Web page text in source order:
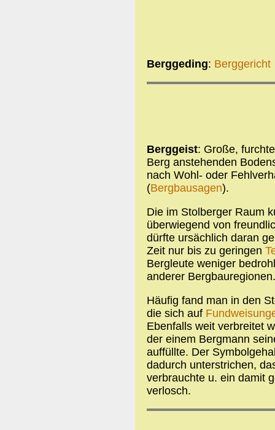
Berggeding: Berggericht
Berggeist: Große,
Berg anstehenden
nach Wohl- oder
(Bergbausagen).
Die im Stolberger Raum
überwiegend von
dürfte ursächlich daran
Zeit nur bis zu geringen
Bergleute weniger
anderer Bergbauregionen.
Häufig fand man in den
die sich auf
Ebenfalls weit verbreitet
der einem Bergmann
auffüllte. Der
dadurch unterstrichen,
verbrauchte u. ein damit
verlosch.